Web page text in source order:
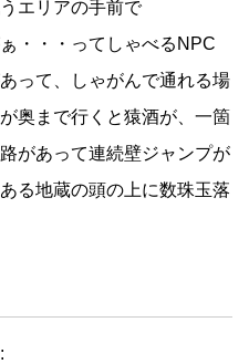
エリアの手前で
・・・ってしゃべるNPC
って、しゃがんで通れる場
奥まで行くと猿酒が、一箇
があって連続壁ジャンプが
る地蔵の頭の上に数珠玉落